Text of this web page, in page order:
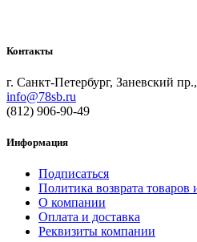
Контакты
г. Санкт-Петербург, Заневский
info@78sb.ru
(812) 906-90-49
Информация
Подписаться
Политика возврата товаров
О компании
Оплата и доставка
Реквизиты компании